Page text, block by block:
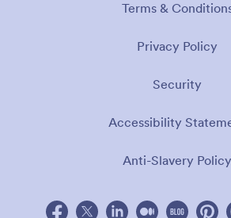
Käyttöehdot
Tietosuojakäytäntö
Turvallisuus
Esteettömyyslauseke